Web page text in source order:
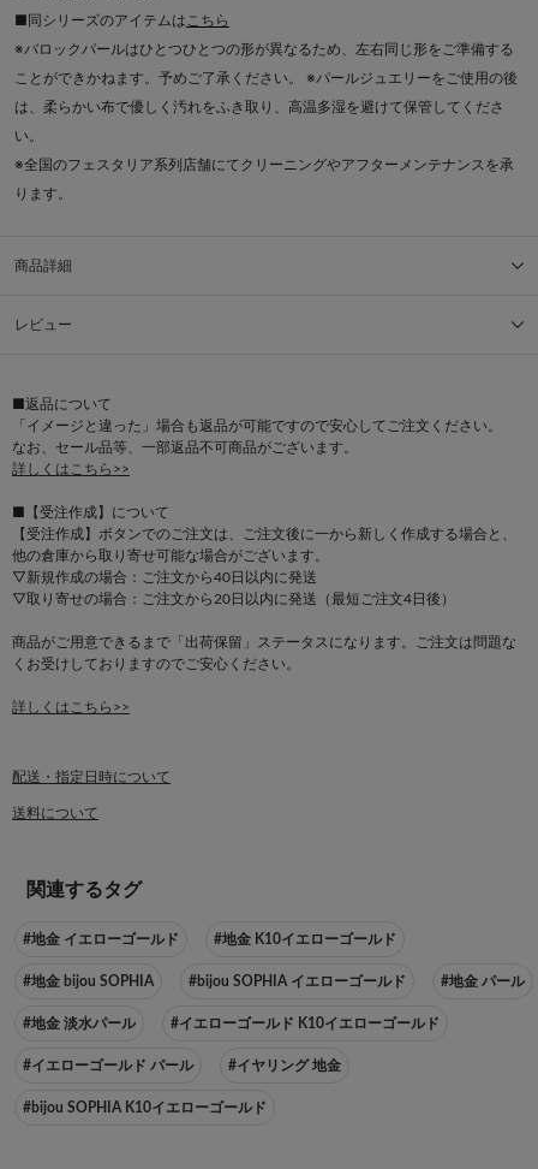
■同シリーズのアイテムは こちら
※バロックパールはひとつひとつの形が異なるため、左右同じ形をご準備する
ことができかねます。予めご了承ください。 ※パールジュエリーをご使用の後
は、柔らかい布で優しく汚れをふき取り、高温多湿を避けて保管してくださ
い。
※全国のフェスタリア系列店舗にてクリーニングやアフターメンテナンスを承
ります。
商品詳細
レビュー
■返品について
「イメージと違った」場合も返品が可能ですので安心してご注文ください。
なお、セール品等、一部返品不可商品がございます。
詳しくはこちら>>
■【受注作成】について
【受注作成】ボタンでのご注文は、ご注文後に一から新しく作成する場合と、
他の倉庫から取り寄せ可能な場合がございます。
▽新規作成の場合：ご注文から40日以内に発送
▽取り寄せの場合：ご注文から20日以内に発送（最短ご注文4日後）
商品がご用意できるまで「出荷保留」ステータスになります。ご注文は問題な
くお受けしておりますのでご安心ください。
詳しくはこちら>>
配送・指定日時について
送料について
関連するタグ
#地金 イエローゴールド #地金 K10イエローゴールド
#地金 bijou SOPHIA #bijou SOPHIA イエローゴールド #地金 パール
#地金 淡水パール #イエローゴールド K10イエローゴールド
#イエローゴールド パール #イヤリング 地金
#bijou SOPHIA K10イエローゴールド